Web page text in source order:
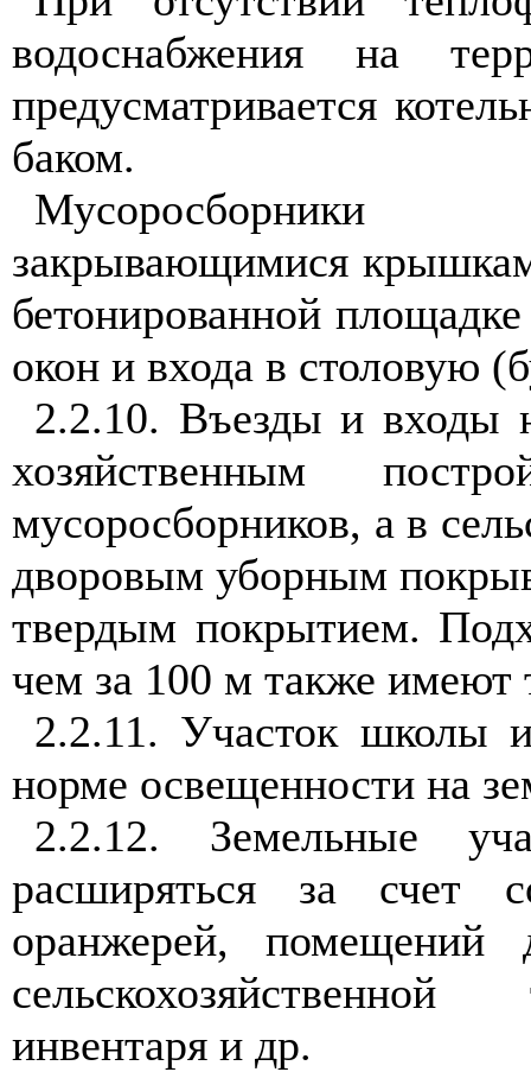
водоснабжения на
предусматривается
баком.
Мусоросборники
закрывающимися
бетонированной
окон и входа в столовую
2.2.10. Въезды и входы
хозяйственным
мусоросборников, а в
дворовым уборным
твердым покрытием.
чем за 100 м также имеют
2.2.11. Участок школы
норме освещенности на
2.2.12. Земельные
расширяться за счет
оранжерей, помещений
инвентаря и др.